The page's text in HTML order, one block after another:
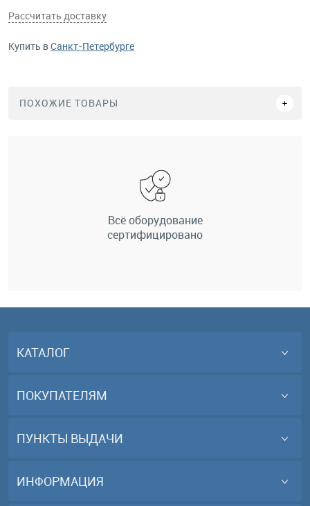
Рассчитать доставку
Купить вСанкт-Петербурге
ПОХОЖИЕ ТОВАРЫ
Всё оборудование
сертифицировано
КАТАЛОГ
ПОКУПАТЕЛЯМ
ПУНКТЫ ВЫДАЧИ
ИНФОРМАЦИЯ